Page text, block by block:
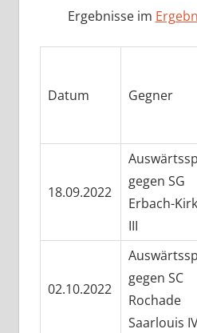
Ergebnisse im
Datum Gegner
18.09.2022
gegen SG
Erbach-
III
02.10.2022
gegen SC
Rochade
Saarlouis